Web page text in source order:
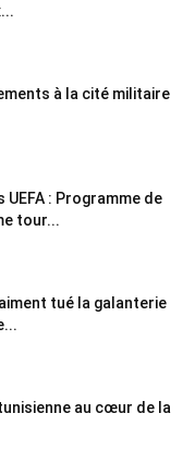
à la cité militaire
UEFA : Programme de
tour...
tué la galanterie
au cœur de la